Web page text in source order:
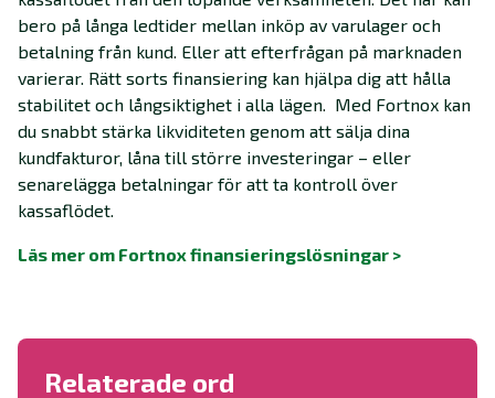
bero på långa ledtider mellan inköp av varulager och
betalning från kund. Eller att efterfrågan på marknaden
varierar. Rätt sorts finansiering kan hjälpa dig att hålla
stabilitet och långsiktighet i alla lägen. Med Fortnox kan
du snabbt stärka likviditeten genom att sälja dina
kundfakturor, låna till större investeringar – eller
senarelägga betalningar för att ta kontroll över
kassaflödet.
Läs mer om Fortnox finansieringslösningar >
Relaterade ord